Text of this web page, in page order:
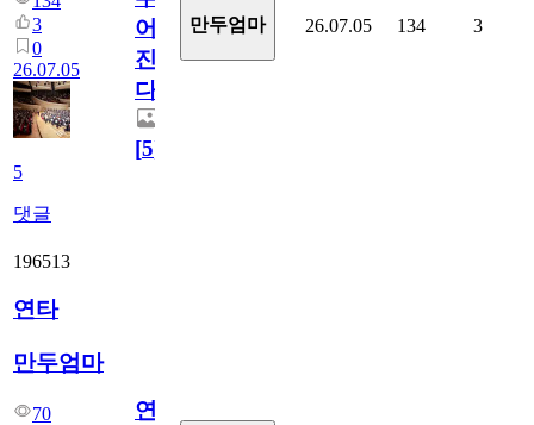
3
0
26.07.05
5
댓글
어
진
다.
[5]
만두엄마 26.07.05 134 3
196513
연타
만두엄마
70
연